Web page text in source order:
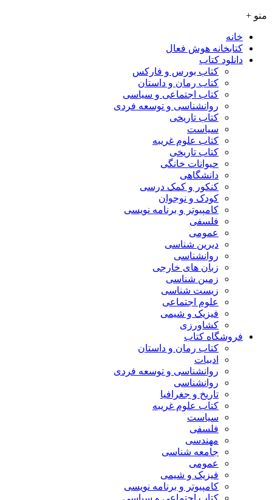
منو +
خانه
کتابخانه هوش فعال
دانلود کتاب
کتاب بورس و فارکس
کتاب رمان و داستان
کتاب اجتماعی و سیاسی
روانشناسی و توسعه فردی
کتاب تاریخی
سیاست
کتاب علوم غریبه
کتاب تاریخی
حیوانات خانگی
دانشگاهی
کنکور و کمک‌ درسی
کودک و نوجوان
کامپیوتر و برنامه نویسی
فلسفی
عمومی
دیرین شناسی
روانشناسی
زبان های خارجی
زمین شناسی
زیست شناسی
علوم اجتماعی
فیزیک و شیمی
کشاورزی
فروشگاه کتاب
کتاب رمان و داستان
ادبیات
روانشناسی و توسعه فردی
روانشناسی
تاریخ و جغرافیا
کتاب علوم غریبه
سیاست
فلسفی
مهندسی
جامعه شناسی
عمومی
فیزیک و شیمی
کامپیوتر و برنامه نویسی
کتاب اجتماعی و سیاسی